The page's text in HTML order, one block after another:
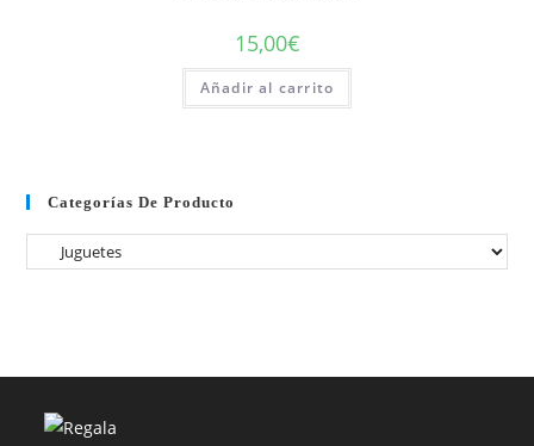
15,00€
Añadir al carrito
Categorías De Producto